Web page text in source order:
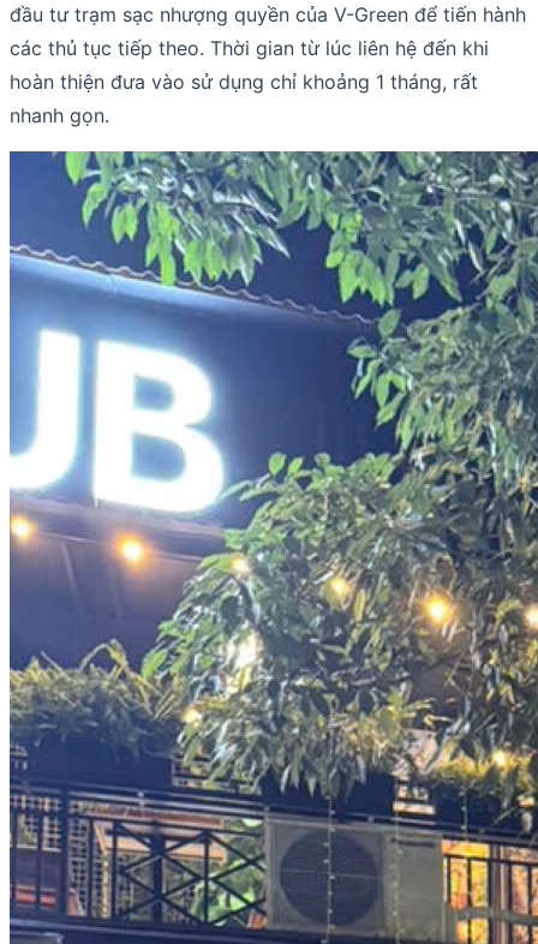
đầu tư trạm sạc nhượng quyền của V-Green để tiến hành
các thủ tục tiếp theo. Thời gian từ lúc liên hệ đến khi
hoàn thiện đưa vào sử dụng chỉ khoảng 1 tháng, rất
nhanh gọn.